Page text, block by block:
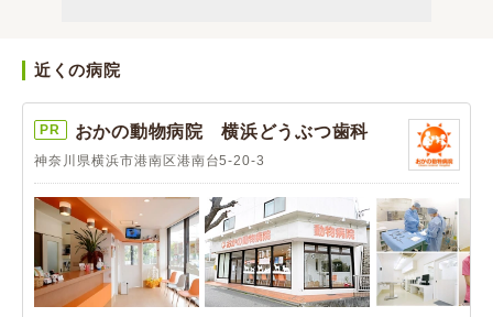
近くの病院
PR おかの動物病院 横浜どうぶつ歯科
神奈川県横浜市港南区港南台5-20-3